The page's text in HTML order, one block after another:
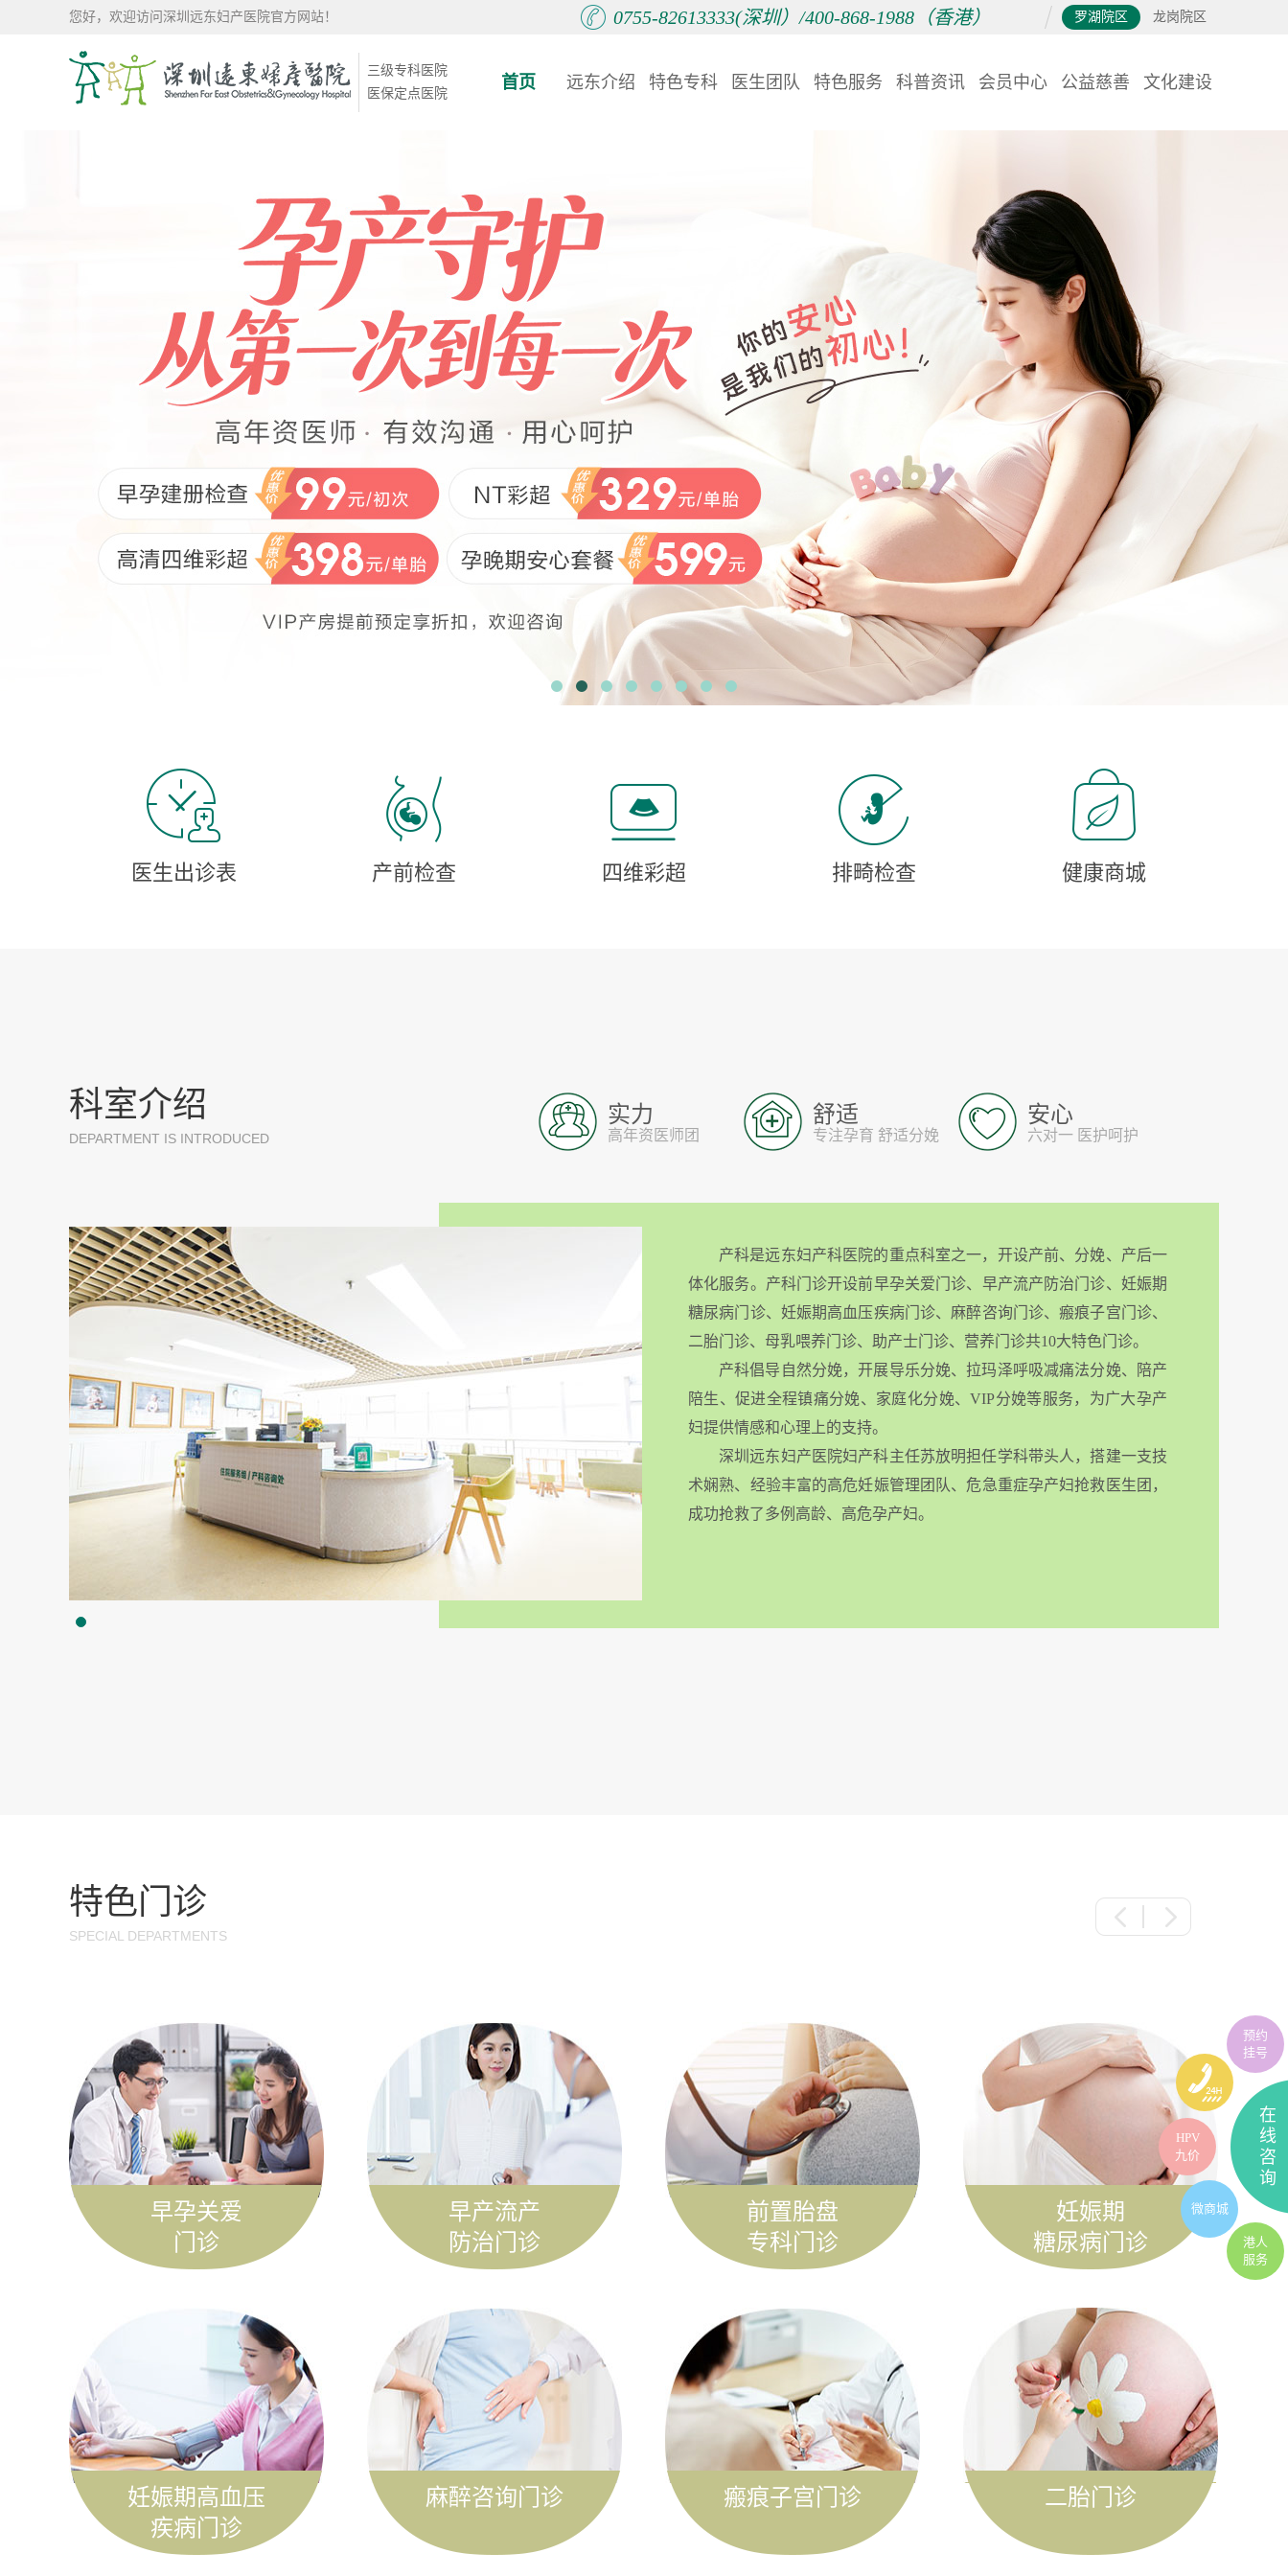
您好，欢迎访问深圳远东妇产医院官方网站！ 罗湖院区 龙岗院区
0755-82613333(深圳）/400-868-1988（香港）
三级专科医院
医保定点医院
首页 远东介绍 特色专科 医生团队 特色服务 科普资讯 会员中心 公益慈善 文化建设
医生出诊表 产前检查 四维彩超 排畸检查 健康商城
科室介绍
DEPARTMENT IS INTRODUCED
实力
高年资医师团
舒适
专注孕育 舒适分娩
安心
六对一 医护呵护
产科是远东妇产科医院的重点科室之一，开设产前、分娩、产后一
体化服务。产科门诊开设前早孕关爱门诊、早产流产防治门诊、妊娠期
糖尿病门诊、妊娠期高血压疾病门诊、麻醉咨询门诊、瘢痕子宫门诊、
二胎门诊、母乳喂养门诊、助产士门诊、营养门诊共10大特色门诊。
产科倡导自然分娩，开展导乐分娩、拉玛泽呼吸减痛法分娩、陪产
陪生、促进全程镇痛分娩、家庭化分娩、VIP分娩等服务，为广大孕产
妇提供情感和心理上的支持。
深圳远东妇产医院妇产科主任苏放明担任学科带头人，搭建一支技
术娴熟、经验丰富的高危妊娠管理团队、危急重症孕产妇抢救医生团，
成功抢救了多例高龄、高危孕产妇。
特色门诊
SPECIAL DEPARTMENTS
早孕关爱
门诊
早产流产
防治门诊
前置胎盘
专科门诊
妊娠期
糖尿病门诊
妊娠期高血压
疾病门诊
麻醉咨询门诊 瘢痕子宫门诊 二胎门诊
在
线
咨
询
预约
挂号
HPV
九价
微商城
港人
服务